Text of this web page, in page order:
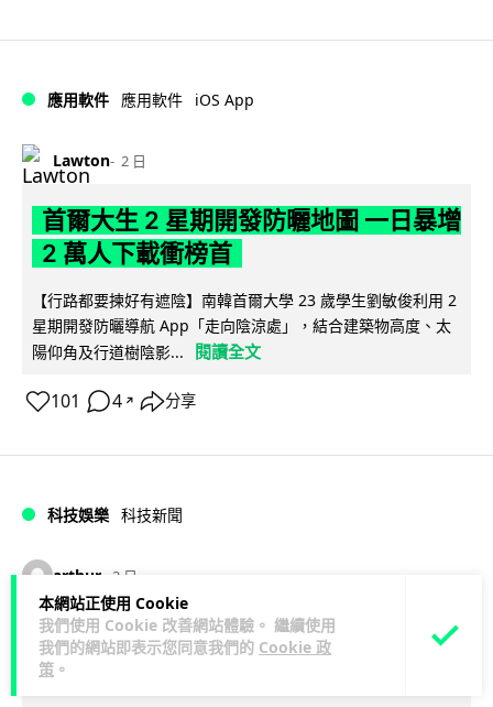
本網站正使用 Cookie
我們使用 Cookie 改善網站體驗。 繼續使用
我們的網站即表示您同意我們的 Cookie 政
策 。
應用軟件 應用軟件 iOS App
Lawton 2 日
首爾大生 2 星期開發防曬地圖 一日暴增
2 萬人下載衝榜首
【行路都要揀好有遮陰】南韓首爾大學 23 歲學生劉敏俊利用 2
星期開發防曬導航 App「走向陰涼處」，結合建築物高度、太
陽仰角及行道樹陰影...
閱讀全文
101 4 ↗ 分享
科技娛樂 科技新聞
arthur 2 日
冷氣 24 小時長開電費更平？內地網民
自測結果兩極 專家拆解慳電邏輯